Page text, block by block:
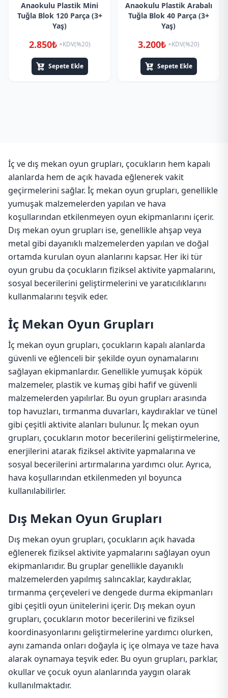
Anaokulu Plastik Mini
Tuğla Blok 120 Parça (3+
Yaş)
2.850₺ +KDV(%20)
Sepete Ekle
Anaokulu Plastik Arabalı
Tuğla Blok 40 Parça (3+
Yaş)
3.200₺ +KDV(%20)
Sepete Ekle
İç ve dış mekan oyun grupları, çocukların hem kapalı
alanlarda hem de açık havada eğlenerek vakit
geçirmelerini sağlar. İç mekan oyun grupları, genellikle
yumuşak malzemelerden yapılan ve hava
koşullarından etkilenmeyen oyun ekipmanlarını içerir.
Dış mekan oyun grupları ise, genellikle ahşap veya
metal gibi dayanıklı malzemelerden yapılan ve doğal
ortamda kurulan oyun alanlarını kapsar. Her iki tür
oyun grubu da çocukların fiziksel aktivite yapmalarını,
sosyal becerilerini geliştirmelerini ve yaratıcılıklarını
kullanmalarını teşvik eder.
İç Mekan Oyun Grupları
İç mekan oyun grupları, çocukların kapalı alanlarda
güvenli ve eğlenceli bir şekilde oyun oynamalarını
sağlayan ekipmanlardır. Genellikle yumuşak köpük
malzemeler, plastik ve kumaş gibi hafif ve güvenli
malzemelerden yapılırlar. Bu oyun grupları arasında
top havuzları, tırmanma duvarları, kaydıraklar ve tünel
gibi çeşitli aktivite alanları bulunur. İç mekan oyun
grupları, çocukların motor becerilerini geliştirmelerine,
enerjilerini atarak fiziksel aktivite yapmalarına ve
sosyal becerilerini artırmalarına yardımcı olur. Ayrıca,
hava koşullarından etkilenmeden yıl boyunca
kullanılabilirler.
Dış Mekan Oyun Grupları
Dış mekan oyun grupları, çocukların açık havada
eğlenerek fiziksel aktivite yapmalarını sağlayan oyun
ekipmanlarıdır. Bu gruplar genellikle dayanıklı
malzemelerden yapılmış salıncaklar, kaydıraklar,
tırmanma çerçeveleri ve dengede durma ekipmanları
gibi çeşitli oyun ünitelerini içerir. Dış mekan oyun
grupları, çocukların motor becerilerini ve fiziksel
koordinasyonlarını geliştirmelerine yardımcı olurken,
aynı zamanda onları doğayla iç içe olmaya ve taze hava
alarak oynamaya teşvik eder. Bu oyun grupları, parklar,
okullar ve çocuk oyun alanlarında yaygın olarak
kullanılmaktadır.